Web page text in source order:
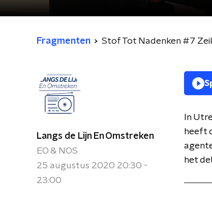
Fragmenten Stof Tot Nadenken #7
Langs de Lijn En Omstreken
EO & NOS
25 augustus 2020 20:30 -
23:00
In
heeft
het